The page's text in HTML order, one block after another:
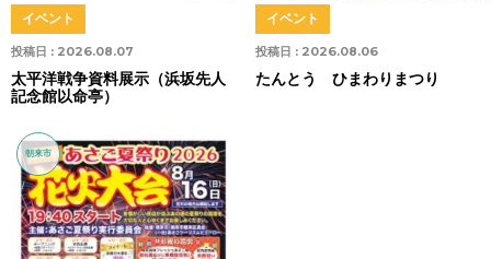
投稿日 : 2026.08.07
イベント
太平洋戦争資料展示（浜坂先人
記念館以命亭）
投稿日 : 2026.08.06
イベント
たんとう ひまわりまつり
朝来市